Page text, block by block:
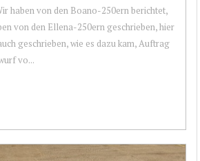
haben von den Boano-250ern berichtet,
von den Ellena-250ern geschrieben, hier
geschrieben, wie es dazu kam, Auftrag
vo...